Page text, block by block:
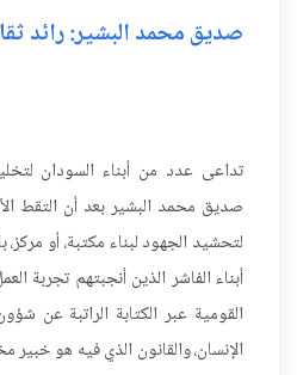
صديق محمد البشير: رائد
تداعى عدد من أبناء السودان
صديق محمد البشير بعد أن التقط
لتحشيد الجهود لبناء مكتبة، أو
أبناء الفاشر الذين أنجبتهم تجربة
القومية عبر الكتابة الراتبة عن
الإنسان، والقانون الذي فيه هو